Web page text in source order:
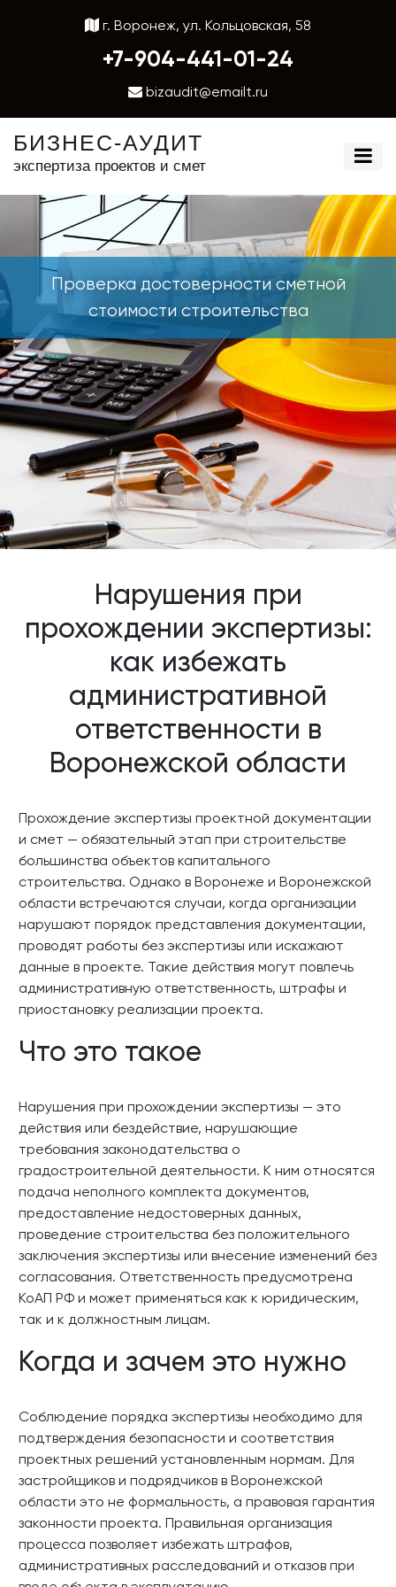
г. Воронеж, ул. Кольцовская, 58
+7-904-441-01-24
bizaudit@emailt.ru
БИЗНЕС-АУДИТ
экспертиза проектов и смет
Проверка достоверности сметной
стоимости строительства
Нарушения при
прохождении экспертизы:
как избежать
административной
ответственности в
Воронежской области
Прохождение экспертизы проектной документации
и смет — обязательный этап при строительстве
большинства объектов капитального
строительства. Однако в Воронеже и Воронежской
области встречаются случаи, когда организации
нарушают порядок представления документации,
проводят работы без экспертизы или искажают
данные в проекте. Такие действия могут повлечь
административную ответственность, штрафы и
приостановку реализации проекта.
Что это такое
Нарушения при прохождении экспертизы — это
действия или бездействие, нарушающие
требования законодательства о
градостроительной деятельности. К ним относятся
подача неполного комплекта документов,
предоставление недостоверных данных,
проведение строительства без положительного
заключения экспертизы или внесение изменений без
согласования. Ответственность предусмотрена
КоАП РФ и может применяться как к юридическим,
так и к должностным лицам.
Когда и зачем это нужно
Соблюдение порядка экспертизы необходимо для
подтверждения безопасности и соответствия
проектных решений установленным нормам. Для
застройщиков и подрядчиков в Воронежской
области это не формальность, а правовая гарантия
законности проекта. Правильная организация
процесса позволяет избежать штрафов,
административных расследований и отказов при